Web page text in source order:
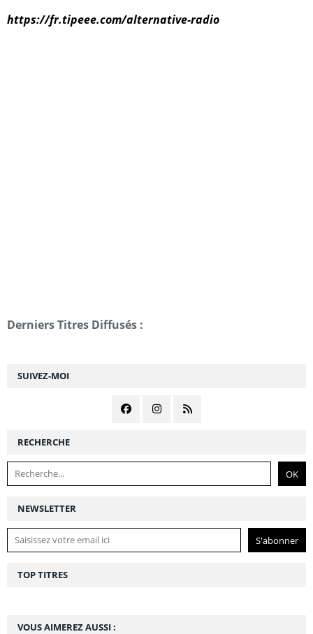
NEWSLETTER
SUIVEZ-MOI
RECHERCHE
VOUS AIMEREZ AUSSI :
https://fr.tipeee.com/alternative-radio
Derniers Titres Diffusés :
TOP TITRES